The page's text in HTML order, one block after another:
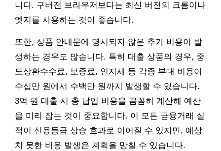
니다. 구버전 브라우저보다는 최신 버전의 크롬이나
엣지를 사용하는 것이 좋습니다.
또한, 상품 안내문에 명시되지 않은 추가 비용이 발
생하는 경우도 많습니다. 특히 대출 상품의 경우, 중
도상환수수료, 보증료, 인지세 등 각종 부대 비용이
수십만 원에서 수백만 원까지 발생할 수 있습니다.
3억 원 대출 시 총 납입 비용을 꼼꼼히 계산해 예산
을 미리 잡는 것이 중요합니다. 이 모든 금융거래 실
적이 신용등급 상승 효과로 이어질 수 있지만, 예상
치 못한 비용 발생은 계획을 망칠 수 있습니다.